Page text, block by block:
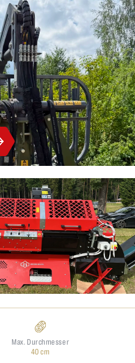
729 000 CZKohne MwSt.
möglich
Max. Durchmesser
40 cm